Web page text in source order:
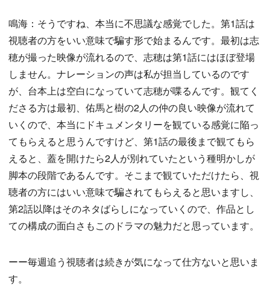
鳴海：そうですね、本当に不思議な感覚でした。第1話は
視聴者の方をいい意味で騙す形で始まるんです。最初は志
穂が撮った映像が流れるので、志穂は第1話にはほぼ登場
しません。ナレーションの声は私が担当しているのです
が、台本上は空白になっていて志穂が喋るんです。観てく
ださる方は最初、佑馬と樹の2人の仲の良い映像が流れて
いくので、本当にドキュメンタリーを観ている感覚に陥っ
てもらえると思うんですけど、第1話の最後まで観てもら
えると、蓋を開けたら2人が別れていたという種明かしが
脚本の段階であるんです。そこまで観ていただけたら、視
聴者の方にはいい意味で騙されてもらえると思いますし、
第2話以降はそのネタばらしになっていくので、作品とし
ての構成の面白さもこのドラマの魅力だと思っています。
ーー毎週追う視聴者は続きが気になって仕方ないと思いま
す。